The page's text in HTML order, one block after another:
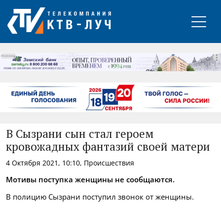
РЕКЛАМА
В Сызрани сын стал героем
кровожадных фантазий своей матери
4 Октября 2021, 10:10, Происшествия
Мотивы поступка женщины не сообщаются.
В полицию Сызрани поступил звонок от женщины.